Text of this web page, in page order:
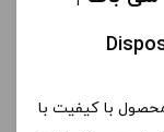
باف یک محصول با کیفیت با